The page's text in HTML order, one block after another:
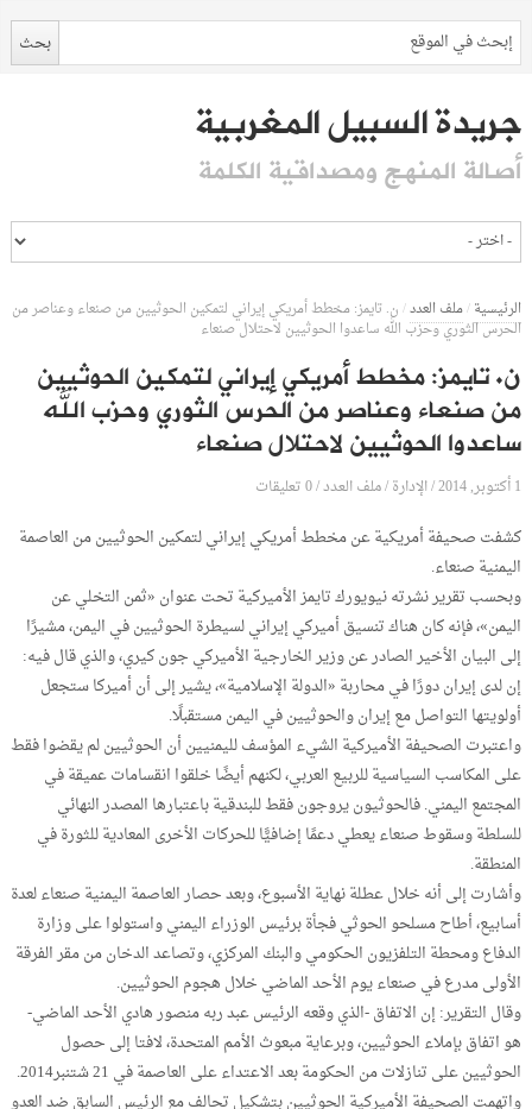
جريدة السبيل المغربية
أصالة المنهج ومصداقية الكلمة
الرئيسية/ملف العدد/ن. تايمز: مخطط أمريكي إيراني لتمكين الحوثيين من صنعاء وعناصر من
الحرس الثوري وحزب الله ساعدوا الحوثيين لاحتلال صنعاء
ن. تايمز: مخطط أمريكي إيراني لتمكين الحوثيين
من صنعاء وعناصر من الحرس الثوري وحزب الله
ساعدوا الحوثيين لاحتلال صنعاء
1 أكتوبر, 2014 /الإدارة/ملف العدد/0 تعليقات
كشفت صحيفة أمريكية عن مخطط أمريكي إيراني لتمكين الحوثيين من العاصمة
اليمنية صنعاء.
وبحسب تقرير نشرته نيويورك تايمز الأميركية تحت عنوان «ثمن التخلي عن
اليمن»، فإنه كان هناك تنسيق أميركي إيراني لسيطرة الحوثيين في اليمن، مشيرًا
إلى البيان الأخير الصادر عن وزير الخارجية الأميركي جون كيري، والذي قال فيه:
إن لدى إيران دورًا في محاربة «الدولة الإسلامية»، يشير إلى أن أميركا ستجعل
أولويتها التواصل مع إيران والحوثيين في اليمن مستقبلًا.
واعتبرت الصحيفة الأميركية الشيء المؤسف لليمنيين أن الحوثيين لم يقضوا فقط
على المكاسب السياسية للربيع العربي، لكنهم أيضًا خلقوا انقسامات عميقة في
المجتمع اليمني. فالحوثيون يروجون فقط للبندقية باعتبارها المصدر النهائي
للسلطة وسقوط صنعاء يعطي دعمًا إضافيًّا للحركات الأخرى المعادية للثورة في
المنطقة.
وأشارت إلى أنه خلال عطلة نهاية الأسبوع، وبعد حصار العاصمة اليمنية صنعاء لعدة
أسابيع، أطاح مسلحو الحوثي فجأة برئيس الوزراء اليمني واستولوا على وزارة
الدفاع ومحطة التلفزيون الحكومي والبنك المركزي، وتصاعد الدخان من مقر الفرقة
الأولى مدرع في صنعاء يوم الأحد الماضي خلال هجوم الحوثيين.
وقال التقرير: إن الاتفاق -الذي وقعه الرئيس عبد ربه منصور هادي الأحد الماضي-
هو اتفاق بإملاء الحوثيين، وبرعاية مبعوث الأمم المتحدة، لافتا إلى حصول
الحوثيين على تنازلات من الحكومة بعد الاعتداء على العاصمة في 21 شتنبر2014.
واتهمت الصحيفة الأميركية الحوثيين بتشكيل تحالف مع الرئيس السابق ضد العدو